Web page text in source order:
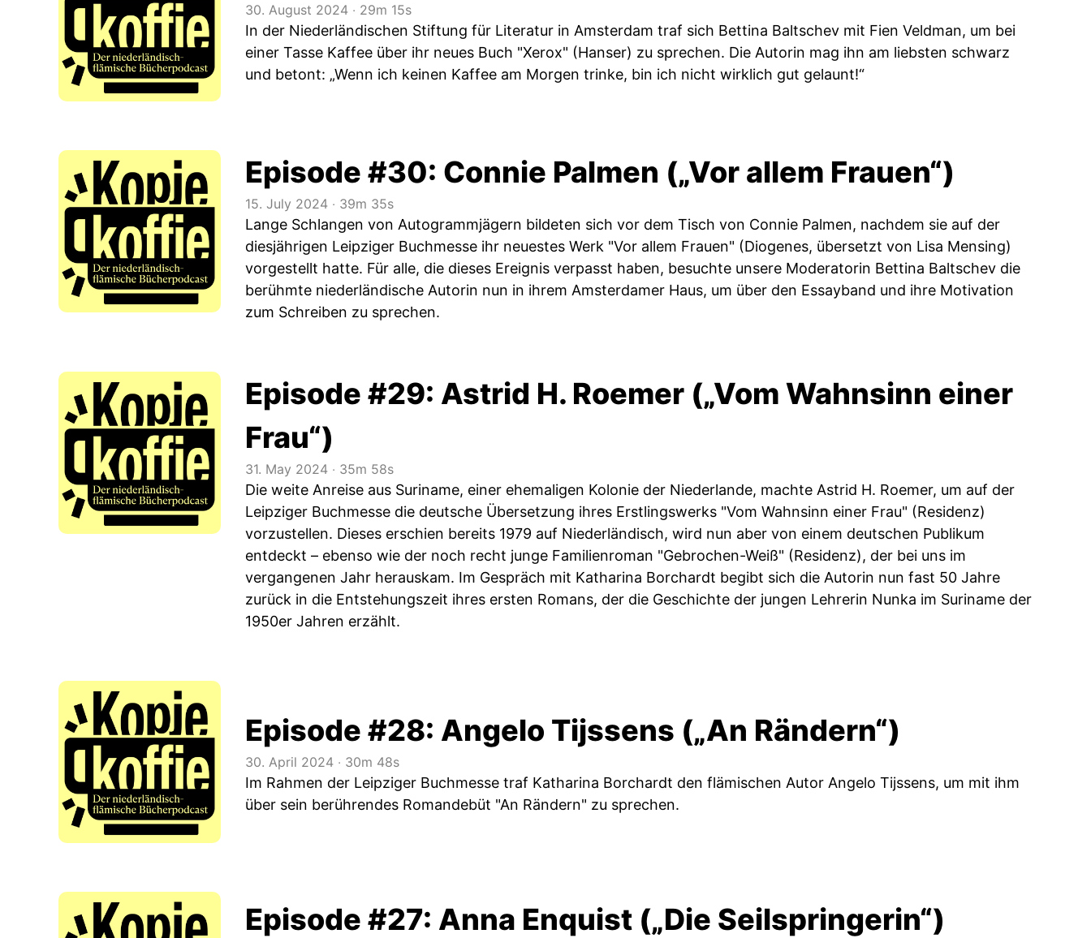
30. August 2024 ‧ 29m 15s
In der Niederländischen Stiftung für Literatur in Amsterdam traf sich Bettina Baltschev mit Fien Veldman, um bei
einer Tasse Kaffee über ihr neues Buch "Xerox" (Hanser) zu sprechen. Die Autorin mag ihn am liebsten schwarz
und betont: „Wenn ich keinen Kaffee am Morgen trinke, bin ich nicht wirklich gut gelaunt!“
Episode #30: Connie Palmen („Vor allem Frauen“)
15. July 2024 ‧ 39m 35s
Lange Schlangen von Autogrammjägern bildeten sich vor dem Tisch von Connie Palmen, nachdem sie auf der
diesjährigen Leipziger Buchmesse ihr neuestes Werk "Vor allem Frauen" (Diogenes, übersetzt von Lisa Mensing)
vorgestellt hatte. Für alle, die dieses Ereignis verpasst haben, besuchte unsere Moderatorin Bettina Baltschev die
berühmte niederländische Autorin nun in ihrem Amsterdamer Haus, um über den Essayband und ihre Motivation
zum Schreiben zu sprechen.
Episode #29: Astrid H. Roemer („Vom Wahnsinn einer
Frau“)
31. May 2024 ‧ 35m 58s
Die weite Anreise aus Suriname, einer ehemaligen Kolonie der Niederlande, machte Astrid H. Roemer, um auf der
Leipziger Buchmesse die deutsche Übersetzung ihres Erstlingswerks "Vom Wahnsinn einer Frau" (Residenz)
vorzustellen. Dieses erschien bereits 1979 auf Niederländisch, wird nun aber von einem deutschen Publikum
entdeckt – ebenso wie der noch recht junge Familienroman "Gebrochen-Weiß" (Residenz), der bei uns im
vergangenen Jahr herauskam. Im Gespräch mit Katharina Borchardt begibt sich die Autorin nun fast 50 Jahre
zurück in die Entstehungszeit ihres ersten Romans, der die Geschichte der jungen Lehrerin Nunka im Suriname der
1950er Jahren erzählt.
Episode #28: Angelo Tijssens („An Rändern“)
30. April 2024 ‧ 30m 48s
Im Rahmen der Leipziger Buchmesse traf Katharina Borchardt den flämischen Autor Angelo Tijssens, um mit ihm
über sein berührendes Romandebüt "An Rändern" zu sprechen.
Episode #27: Anna Enquist („Die Seilspringerin“)